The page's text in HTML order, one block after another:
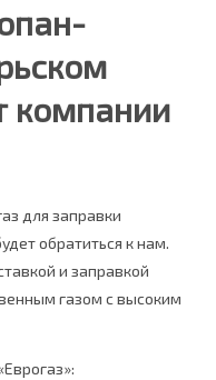
компании
для заправки
обратиться к нам.
и заправкой
газом с высоким